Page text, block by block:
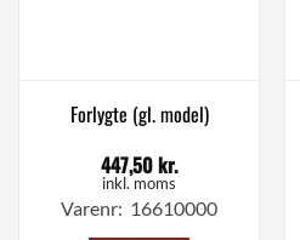
Forlygte (gl. model)
447,50kr.
inkl. moms
Varenr: 16610000